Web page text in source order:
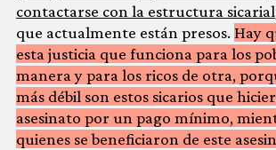
contactarse con la estructura sicarial
que actualmente están presos. Hay
esta justicia que funciona para los
manera y para los ricos de otra,
más débil son estos sicarios que
asesinato por un pago mínimo,
quienes se beneficiaron de este